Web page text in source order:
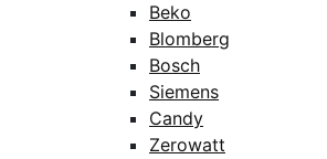
Beko
Blomberg
Bosch
Siemens
Candy
Zerowatt